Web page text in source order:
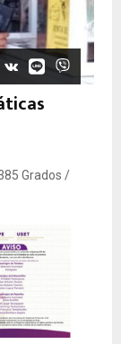
Grados /